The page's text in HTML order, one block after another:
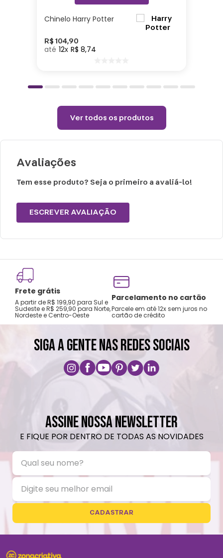
Lavar com água, esponja macia e
detergente neutro.
Não vai ao micro-ondas, nem a lava-
Choques ou quedas podem trincar ou
produto de cerâmica.
Chinelo Harry Potter
R$ 104,90
12 R$ 8,74
Ver todos os produtos
Avaliações
Tem esse produto? Seja o primeiro a avaliá-lo!
ESCREVER AVALIAÇÃO
Frete grátis
A partir de R$ 199,90 para Sul e
Sudeste e R$ 259,90 para Norte,
Nordeste e Centro-Oeste
Parcelamento no cartão
Parcele em até 12x sem juros no
cartão de crédito
SIGA A GENTE NAS REDES SOCIAIS
ASSINE NOSSA NEWSLETTER
E FIQUE POR DENTRO DE TODAS AS NOVIDADES
CADASTRAR